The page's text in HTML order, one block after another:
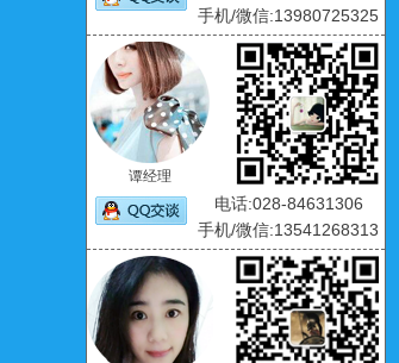
手机/微信:13980725325
谭经理
电话:028-84631306
手机/微信:13541268313